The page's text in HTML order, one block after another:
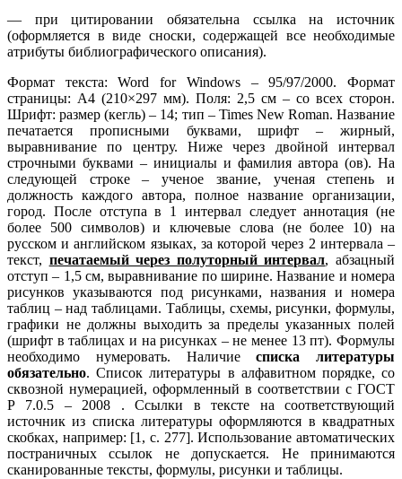
— при цитировании обязательна ссылка на источник
(оформляется в виде сноски, содержащей все необходимые
атрибуты библиографического описания).
Формат текста: Word for Windows – 95/97/2000. Формат
страницы: А4 (210×297 мм). Поля: 2,5 см – со всех сторон.
Шрифт: размер (кегль) – 14; тип – Times New Roman. Название
печатается прописными буквами, шрифт – жирный,
выравнивание по центру. Ниже через двойной интервал
строчными буквами – инициалы и фамилия автора (ов). На
следующей строке – ученое звание, ученая степень и
должность каждого автора, полное название организации,
город. После отступа в 1 интервал следует аннотация (не
более 500 символов) и ключевые слова (не более 10) на
русском и английском языках, за которой через 2 интервала –
текст, печатаемый через полуторный интервал, абзацный
отступ – 1,5 см, выравнивание по ширине. Название и номера
рисунков указываются под рисунками, названия и номера
таблиц – над таблицами. Таблицы, схемы, рисунки, формулы,
графики не должны выходить за пределы указанных полей
(шрифт в таблицах и на рисунках – не менее 13 пт). Формулы
необходимо нумеровать. Наличиесписка литературы
обязательно. Список литературы в алфавитном порядке, со
сквозной нумерацией, оформленный в соответствии с ГОСТ
Р 7.0.5 – 2008 . Ссылки в тексте на соответствующий
источник из списка литературы оформляются в квадратных
скобках, например: [1, с. 277]. Использование автоматических
постраничных ссылок не допускается. Не принимаются
сканированные тексты, формулы, рисунки и таблицы.